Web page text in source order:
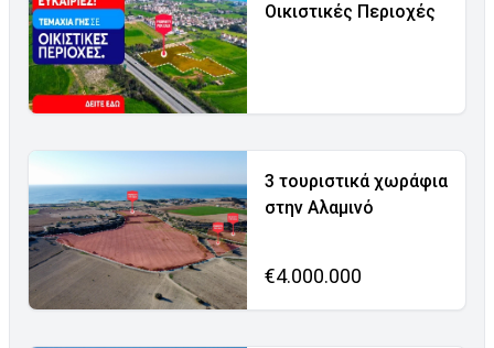
Οικιστικές Περιοχές
3 τουριστικά χωράφια
στην Αλαμινό
€4.000.000